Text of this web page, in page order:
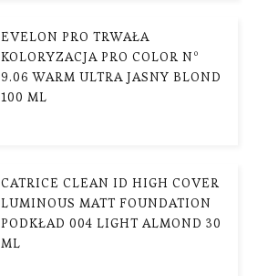
EVELON PRO TRWAŁA
KOLORYZACJA PRO COLOR Nº
9.06 WARM ULTRA JASNY BLOND
100 ML
CATRICE CLEAN ID HIGH COVER
LUMINOUS MATT FOUNDATION
PODKŁAD 004 LIGHT ALMOND 30
ML